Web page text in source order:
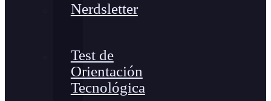
Nerdsletter
Test de
Orientación
Tecnológica